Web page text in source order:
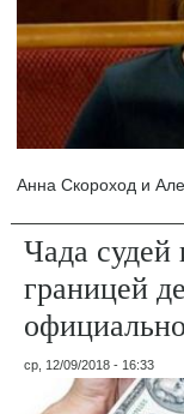
Анна Скороход и
Чада судей
границей
ср, 12/09/2018 - 16:33